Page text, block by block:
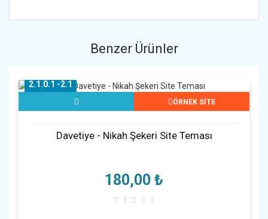
Benzer Ürünler
ÖRNEK SİTE
2.1.0.1 -2.1
Davetiye - Nikah Şekeri Site Teması
180,00 ₺